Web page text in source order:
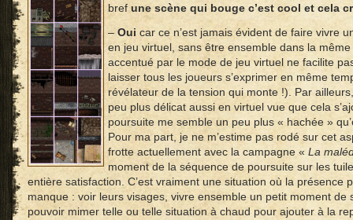
bref une scène qui bouge c’est cool et cela
– Oui car ce n’est jamais évident de faire vivre
en jeu virtuel, sans être ensemble dans la
accentué par le mode de jeu virtuel ne facilite
laisser tous les joueurs s’exprimer en même
révélateur de la tension qui monte !). Par
peu plus délicat aussi en virtuel vue que cela
poursuite me semble un peu plus « hachée »
Pour ma part, je ne m’estime pas rodé sur cet
frotte actuellement avec la campagne « La
moment de la séquence de poursuite sur les
entière satisfaction. C’est vraiment une situation où la présence
manque : voir leurs visages, vivre ensemble un petit moment de
pouvoir mimer telle ou telle situation à chaud pour ajouter à la